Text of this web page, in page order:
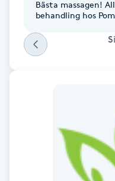
Fotsvamp
Fotvård
Fransfärgning
Fransförlängning
Bästa massagen!
behandling hos